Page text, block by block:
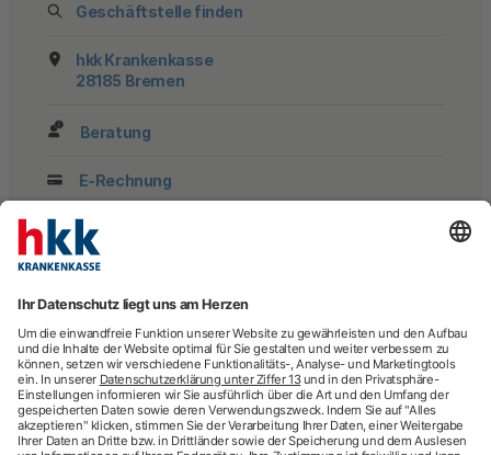
Geschäftstelle finden
hkk Krankenkasse
28185 Bremen
Beratung
E-Rechnung
Newsletter
hkk-Services
Arztsuche
Arzttermin-Service
Behandlungsfehler
hkk med Hotline
ICD-Diagnosesuche
Krankenhaussuche
Medizinische Videosprechstunde
Pflegesuche